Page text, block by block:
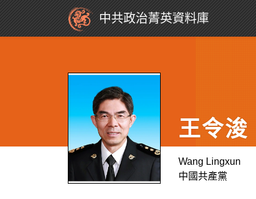
中共政治菁英資料庫
王令浚
Wang Lingxun
中國共產黨